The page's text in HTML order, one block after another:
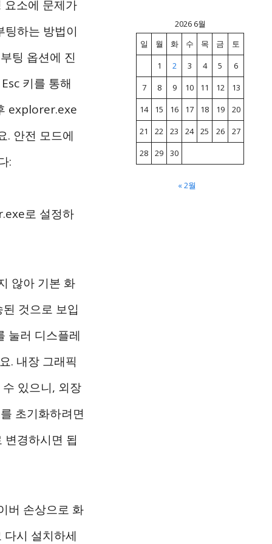
소에 문제가
팅하는 방법이
팅 옵션에 진
키를 통해
explorer.exe
. 안전 모드에
:
로 설정하
않아 기본 화
것으로 보입
눌러 디스플레
. 내장 그래픽
있으니, 외장
초기화하려면
경하시면 됩
버 손상으로 화
다시 설치하세
2026 6월
일
월 화 수 목 금
토
1
2 3 4 5
6
7
8 9 10 11 12
13
14
15 16 17 18 19
20
21
22 23 24 25 26
27
28
29 30
« 2월